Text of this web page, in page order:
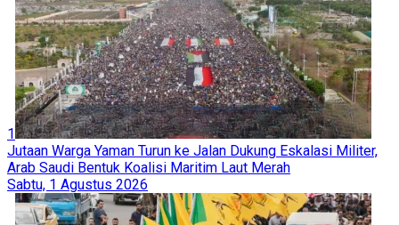
1
Jutaan Warga Yaman Turun ke Jalan Dukung Eskalasi Militer,
Arab Saudi Bentuk Koalisi Maritim Laut Merah
Sabtu, 1 Agustus 2026